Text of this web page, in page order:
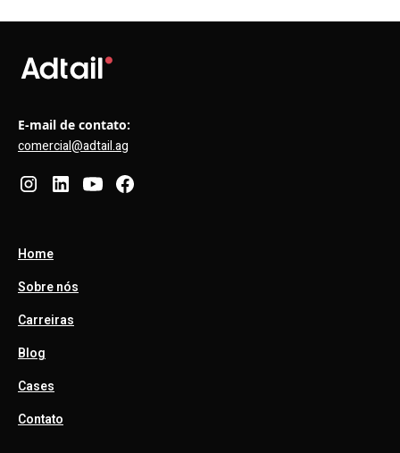
E-mail de contato:
comercial@adtail.ag
Home
Sobre nós
Carreiras
Blog
Cases
Contato